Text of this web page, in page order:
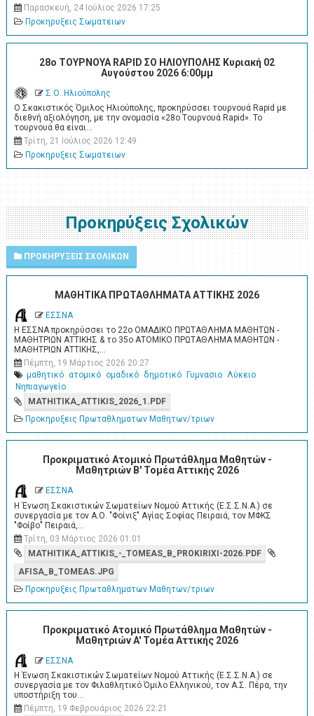
Παρασκευή, 24 Ιούλιος 2026 17:25
Προκηρυξεις Σωματειων
28ο ΤΟΥΡΝΟΥΑ RAPID ΣΟ ΗΛΙΟΥΠΟΛΗΣ Κυριακή 02
Αυγούστου 2026 6:00μμ
Σ.Ο. Ηλιούπολης
Ο Σκακιστικός Όμιλος Ηλιούπολης, προκηρύσσει τουρνουά Rapid με
διεθνή αξιολόγηση, με την ονομασία «28ο Tουρνουά Rapid». Το
τουρνουά θα είναι…
Τρίτη, 21 Ιούλιος 2026 12:49
Προκηρυξεις Σωματειων
Προκηρύξεις Σχολικών
ΠΡΟΚΗΡΥΞΕΙΣ ΣΧΟΛΙΚΩΝ
ΜΑΘΗΤΙΚΑ ΠΡΩΤΑΘΛΗΜΑΤΑ ΑΤΤΙΚΗΣ 2026
ΕΣΣΝΑ
Η ΕΣΣΝΑ προκηρύσσει το 22ο ΟΜΑΔΙΚΟ ΠΡΩΤΑΘΛΗΜΑ ΜΑΘΗΤΩΝ -
ΜΑΘΗΤΡΙΩΝ ΑΤΤΙΚΗΣ & το 35ο ΑΤΟΜΙΚΟ ΠΡΩΤΑΘΛΗΜΑ ΜΑΘΗΤΩΝ -
ΜΑΘΗΤΡΙΩΝ ΑΤΤΙΚΗΣ,…
Πέμπτη, 19 Μάρτιος 2026 20:27
μαθητικό ατομικό ομαδικό δημοτικό Γυμνασιο Λύκειο
Νηπιαγωγείο
MATHITIKA_ATTIKIS_2026_1.PDF
Προκηρυξεις Πρωταθληματων Μαθητων/τριων
Προκριματικό Ατομικό Πρωτάθλημα Μαθητών -
Μαθητριών Β' Τομέα Αττικής 2026
ΕΣΣΝΑ
Η Ένωση Σκακιστικών Σωματείων Νομού Αττικής (Ε.Σ.Σ.Ν.Α.) σε
συνεργασία με τον Α.Ο. "Φοίνιξ" Αγίας Σοφίας Πειραιά, τον ΜΦΚΣ
"Φοίβο" Πειραιά,…
Τρίτη, 03 Μάρτιος 2026 01:01
MATHITIKA_ATTIKIS_-_TOMEAS_B_PROKIRIXI-2026.PDF
AFISA_B_TOMEAS.JPG
Προκηρυξεις Πρωταθληματων Μαθητων/τριων
Προκριματικό Ατομικό Πρωτάθλημα Μαθητών -
Μαθητριών A' Τομέα Αττικής 2026
ΕΣΣΝΑ
Η Ένωση Σκακιστικών Σωματείων Νομού Αττικής (Ε.Σ.Σ.Ν.Α.) σε
συνεργασία με τον Φιλαθλητικό Όμιλο Ελληνικού, τον Α.Σ. Πέρα, την
υποστήριξη του…
Πέμπτη, 19 Φεβρουάριος 2026 22:21